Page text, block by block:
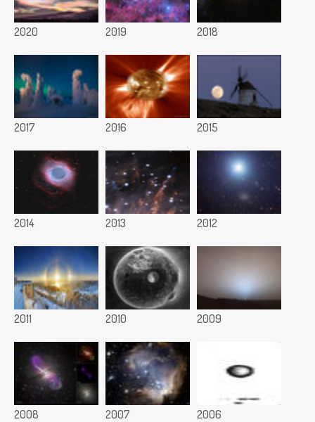
2020 2019 2018
2017 2016 2015
2014 2013 2012
2011 2010 2009
2008 2007 2006